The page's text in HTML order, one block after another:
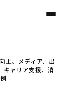
上、メディア、出
キャリア支援、消